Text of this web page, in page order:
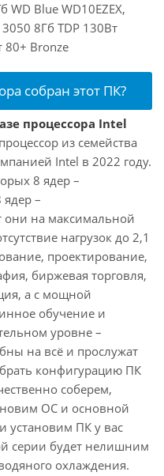
WD Blue WD10EZEX,
8Гб TDP 130Вт
80+ Bronze
собран этот ПК?
процессора Intel
из семейства
Intel в 2022 году.
8 ядер –
–
они на максимальной
нагрузок до 2,1
проектирование,
биржевая торговля,
а с мощной
обучение и
уровне –
на всё и прослужат
конфигурацию ПК
соберем,
ОС и основной
установим ПК у вас
серии будет нелишним
охлаждения.